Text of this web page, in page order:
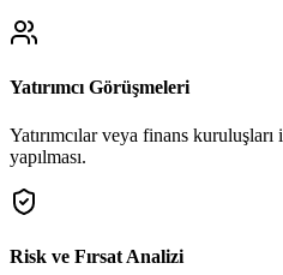
Yatırımcı Görüşmeleri
Yatırımcılar veya finans
yapılması.
Risk ve Fırsat Analizi